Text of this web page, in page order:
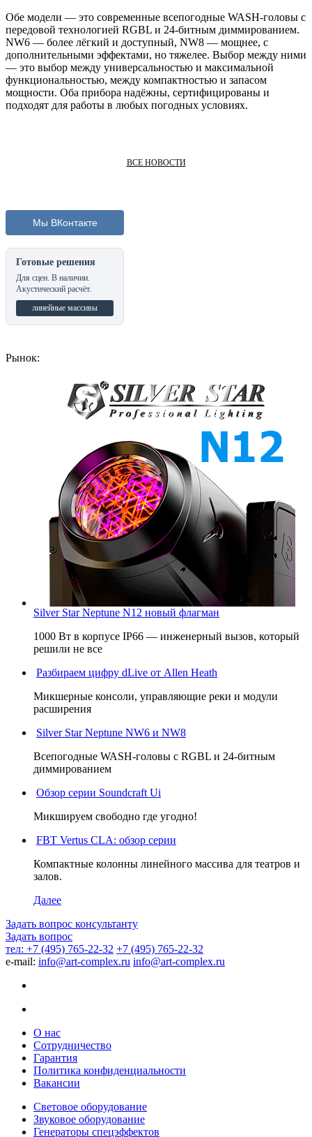
Обе модели — это современные всепогодные WASH-головы с
передовой технологией RGBL и 24-битным диммированием.
NW6 — более лёгкий и доступный, NW8 — мощнее, с
дополнительными эффектами, но тяжелее. Выбор между ними
— это выбор между универсальностью и максимальной
функциональностью, между компактностью и запасом
мощности. Оба прибора надёжны, сертифицированы и
подходят для работы в любых погодных условиях.
ВСЕ НОВОСТИ
Мы ВКонтакте
Готовые решения
Для сцен. В наличии.
Акустический расчёт.
линейные массивы
Рынок:
Silver Star Neptune N12 новый флагман
1000 Вт в корпусе IP66 — инженерный вызов, который
решили не все
Разбираем цифру dLive от Allen Heath
Микшерные консоли, управляющие реки и модули
расширения
Silver Star Neptune NW6 и NW8
Всепогодные WASH-головы с RGBL и 24-битным
диммированием
Обзор серии Soundcraft Ui
Микшируем свободно где угодно!
FBT Vertus CLA: обзор серии
Компактные колонны линейного массива для театров и
залов.
Далее
Задать вопрос консультанту
Задать вопрос
тел: +7 (495) 765-22-32 +7 (495) 765-22-32
e-mail: info@art-complex.ru info@art-complex.ru
О нас
Сотрудничество
Гарантия
Политика конфиденциальности
Вакансии
Световое оборудование
Звуковое оборудование
Генераторы спецэффектов